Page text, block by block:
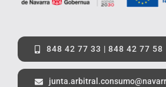
848 42 77 33 | 848 42 77 58